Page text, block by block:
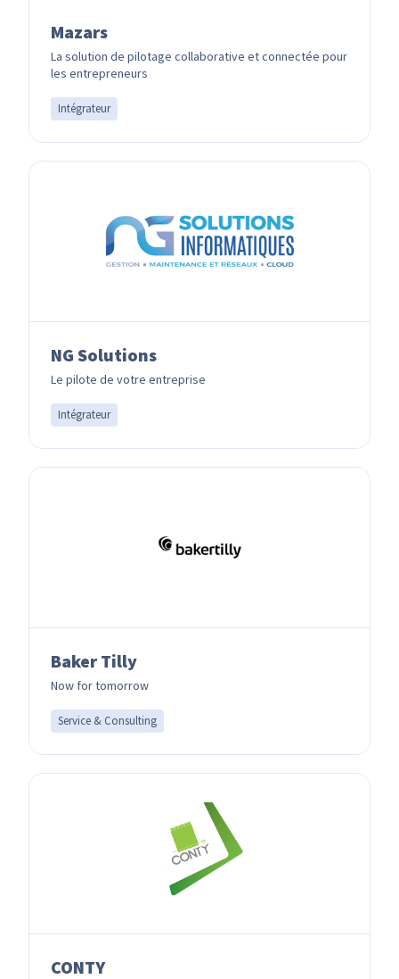
Mazars
La solution de pilotage collaborative et connectée pour
les entrepreneurs
Intégrateur
NG Solutions
Le pilote de votre entreprise
Intégrateur
Baker Tilly
Now for tomorrow
Service & Consulting
CONTY